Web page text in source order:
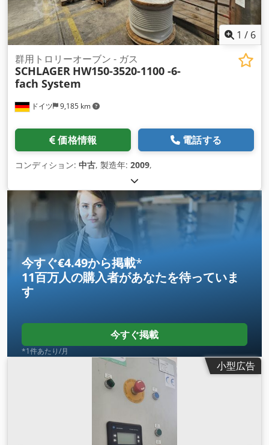
1 / 6
ドイツ 9,185 km
群用トロリーオーブン - ガス
SCHLAGER HW150-3520-1100 -6-
fach System
価格情報 電話する
コンディション: 中古, 製造年: 2009,
今すぐ€4.49から掲載*
11百万人の購入者があなたを待っていま
す
今すぐ掲載
*1件あたり/月
小型広告